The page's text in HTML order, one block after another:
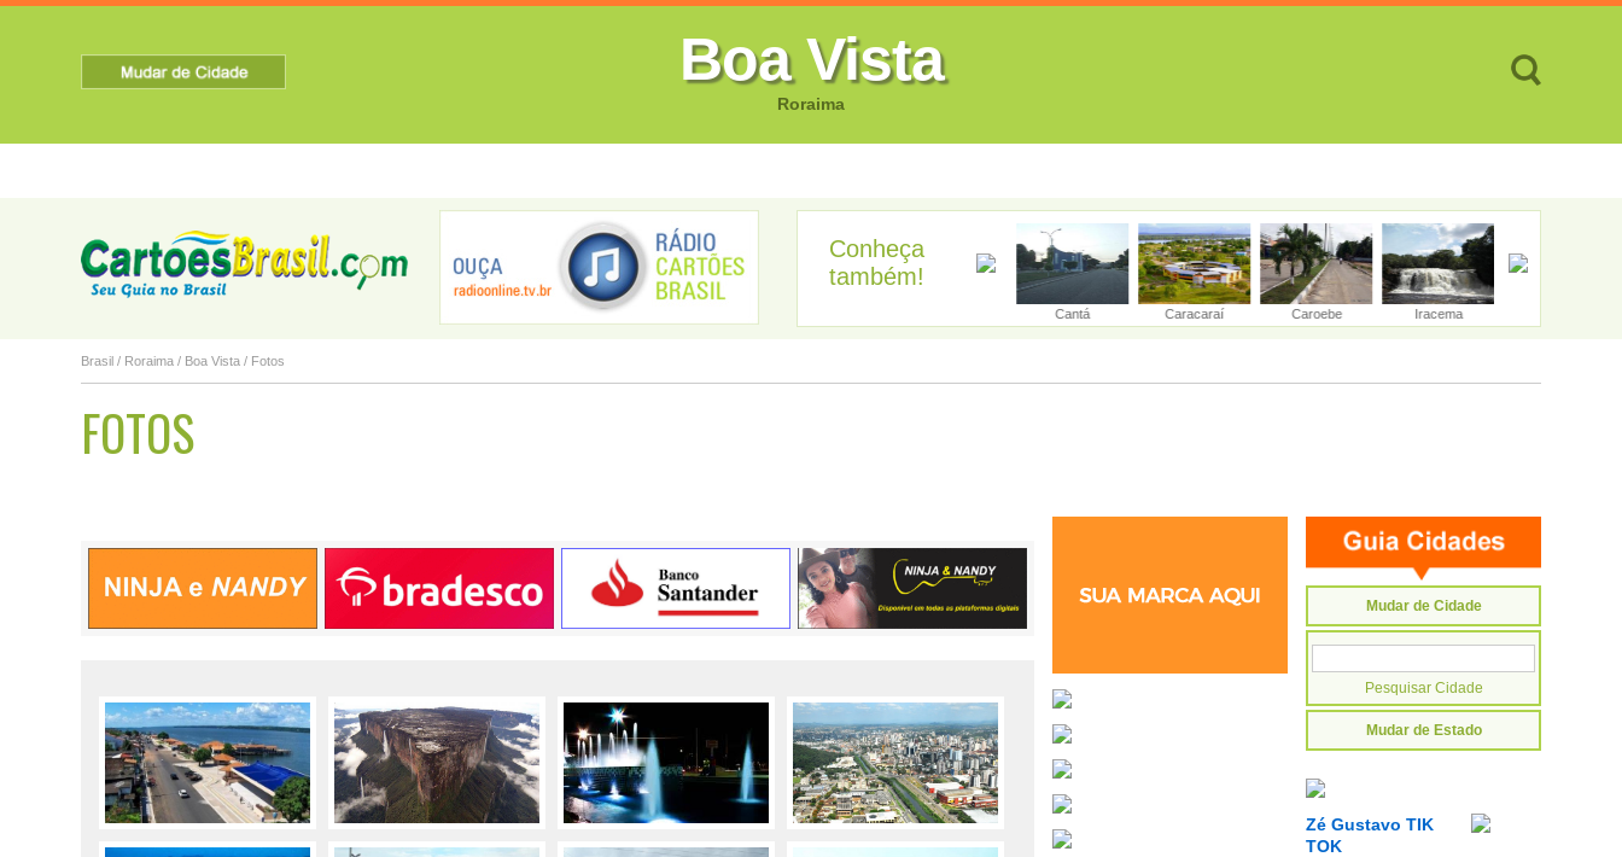
Boa Vista
Roraima
Conheça
também!
Alto Alegre Cantá Caracaraí Caroebe Iracema
Brasil / Roraima / Boa Vista / Fotos
FOTOS
Mudar de Cidade
Mudar de Estado
Zé Gustavo TIK
TOK